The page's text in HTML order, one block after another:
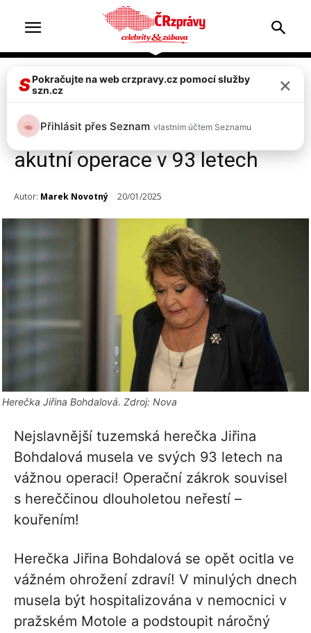
Celebrity Top 2
Herečka Jiřina Bohdalová
opět v nemocnici! Velmi vážná
akutní operace v 93 letech
Autor: Marek Novotný 20/01/2025
Herečka Jiřina Bohdalová. Zdroj: Nova
Nejslavnější tuzemská herečka Jiřina
Bohdalová musela ve svých 93 letech na
vážnou operaci! Operační zákrok souvisel
s hereččinou dlouholetou neřestí –
kouřením!
Herečka Jiřina Bohdalová se opět ocitla ve
vážném ohrožení zdraví! V minulých dnech
musela být hospitalizována v nemocnici v
pražském Motole a podstoupit náročný
SPokračujte na web crzpravy.cz pomocí služby
szn.cz
×
Přihlásit přes Seznam vlastním účtem Seznamu